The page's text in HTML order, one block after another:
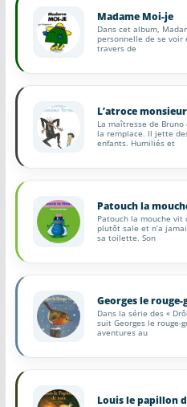
Madame Moi-je
Dans cet album,
personnelle de se voir
travers de
L’atroce
La maîtresse de
la remplace. Il jette
enfants. Humiliés et
Patouch la
Patouch la mouche
plutôt sale et n’a
sa toilette. Son
Georges le rouge-
Dans la série des «
suit Georges le rouge-
aventures au
Louis le papillon